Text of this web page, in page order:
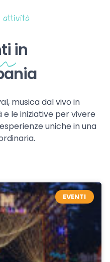
attività
in
musica dal vivo in
le iniziative per vivere
uniche in una
EVENTI